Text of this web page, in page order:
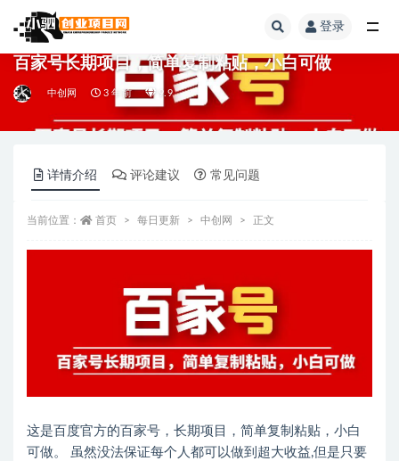
登录
百家号长期项目，简单复制粘贴，小白可做
中创网 3 年前 9.9
详情介绍 评论建议 常见问题
当前位置： 首页 每日更新 中创网 正文
这是百度官方的百家号，长期项目，简单复制粘贴，小白
可做。 虽然没法保证每个人都可以做到超大收益,但是只要